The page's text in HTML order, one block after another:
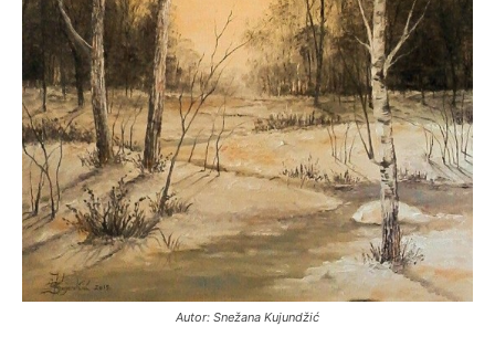
Autor: Snežana Kujundžić